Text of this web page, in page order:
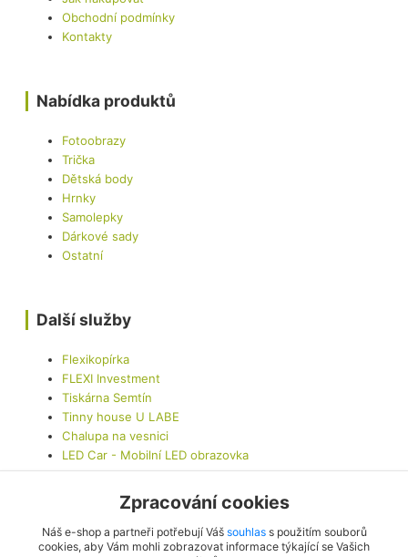
Obchodní podmínky
Kontakty
Nabídka produktů
Fotoobrazy
Trička
Dětská body
Hrnky
Samolepky
Dárkové sady
Ostatní
Další služby
Flexikopírka
FLEXI Investment
Tiskárna Semtín
Tinny house U LABE
Chalupa na vesnici
LED Car - Mobilní LED obrazovka
Zpracování cookies
Náš e-shop a partneři potřebují Váš souhlass použitím souborů
cookies, aby Vám mohli zobrazovat informace týkající se Vašich